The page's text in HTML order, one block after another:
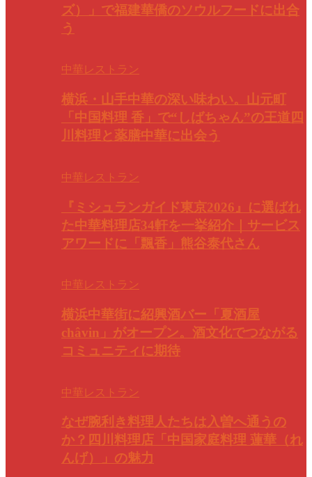
ズ）」で福建華僑のソウルフードに出合
う
中華レストラン
横浜・山手中華の深い味わい。山元町
「中国料理 香」で“しばちゃん”の王道四
川料理と薬膳中華に出会う
中華レストラン
『ミシュランガイド東京2026』に選ばれ
た中華料理店34軒を一挙紹介｜サービス
アワードに「飄香」熊谷泰代さん
中華レストラン
横浜中華街に紹興酒バー「夏酒屋
châvin」がオープン。酒文化でつながる
コミュニティに期待
中華レストラン
なぜ腕利き料理人たちは入曽へ通うの
か？四川料理店「中国家庭料理 蓮華（れ
んげ）」の魅力